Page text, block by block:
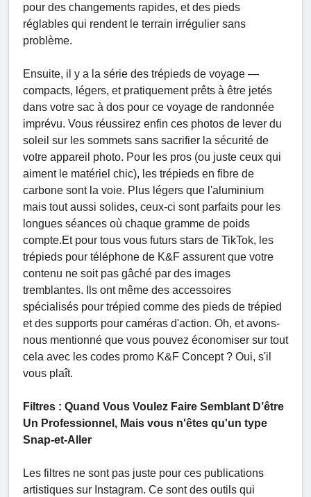
pour des changements rapides, et des pieds
réglables qui rendent le terrain irrégulier sans
problème.
Ensuite, il y a la série des trépieds de voyage —
compacts, légers, et pratiquement prêts à être jetés
dans votre sac à dos pour ce voyage de randonnée
imprévu. Vous réussirez enfin ces photos de lever du
soleil sur les sommets sans sacrifier la sécurité de
votre appareil photo. Pour les pros (ou juste ceux qui
aiment le matériel chic), les trépieds en fibre de
carbone sont la voie. Plus légers que l'aluminium
mais tout aussi solides, ceux-ci sont parfaits pour les
longues séances où chaque gramme de poids
compte.Et pour tous vous futurs stars de TikTok, les
trépieds pour téléphone de K&F assurent que votre
contenu ne soit pas gâché par des images
tremblantes. Ils ont même des accessoires
spécialisés pour trépied comme des pieds de trépied
et des supports pour caméras d'action. Oh, et avons-
nous mentionné que vous pouvez économiser sur tout
cela avec les codes promo K&F Concept ? Oui, s'il
vous plaît.
Filtres : Quand Vous Voulez Faire Semblant D’être
Un Professionnel, Mais vous n'êtes qu'un type
Snap-et-Aller
Les filtres ne sont pas juste pour ces publications
artistiques sur Instagram. Ce sont des outils qui